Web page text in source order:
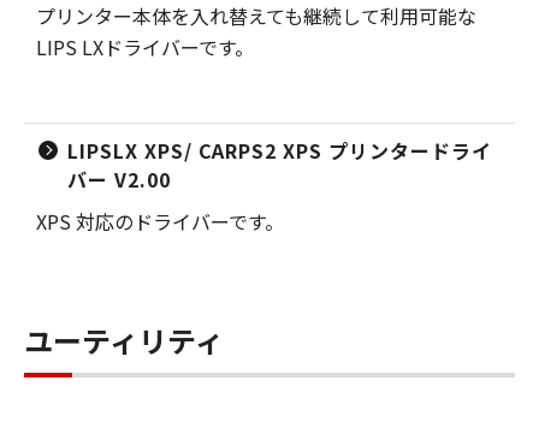
プリンター本体を入れ替えても継続して利用可能な
LIPS LXドライバーです。
LIPSLX XPS/ CARPS2 XPS プリンタードライ
バー V2.00
XPS 対応のドライバーです。
ユーティリティ